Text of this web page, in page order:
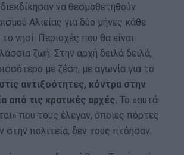
να θεσμοθετηθούν
Αλιείας για δύο μήνες κάθε
νησί. Περιοχές που θα είναι
ζωή. Στην αρχή δειλά δειλά,
με ζέση, με αγωνία για το
αντιξοότητες, κόντρα στην
από τις κρατικές αρχές. Το «αυτά
που τους έλεγαν, όποιες πόρτες
στην πολιτεία, δεν τους πτόησαν.